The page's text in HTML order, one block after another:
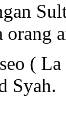
orang
(
Syah.